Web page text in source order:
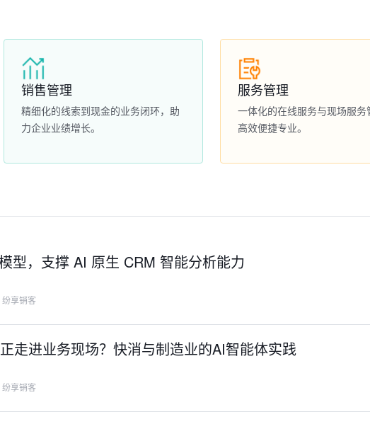
销售管理
精细化的线索到现金的业务闭环，助
力企业业绩增长。
服务管理
一体化的在线服务与现场服务
高效便捷专业。
型，支撑 AI 原生 CRM 智能分析能力
纷享销客
走进业务现场？快消与制造业的AI智能体实践
纷享销客